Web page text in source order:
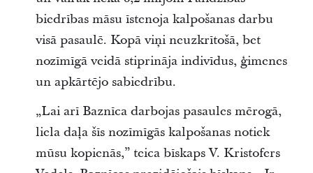
biedrības māsu īstenoja kalpošanas darbu
visā pasaulē. Kopā viņi neuzkrītošā, bet
nozīmīgā veidā stiprināja indivīdus, ģimenes
un apkārtējo sabiedrību.
„Lai arī Baznīca darbojas pasaules mērogā,
liela daļa šīs nozīmīgās kalpošanas notiek
mūsu kopienās,” teica bīskaps V. Kristofers